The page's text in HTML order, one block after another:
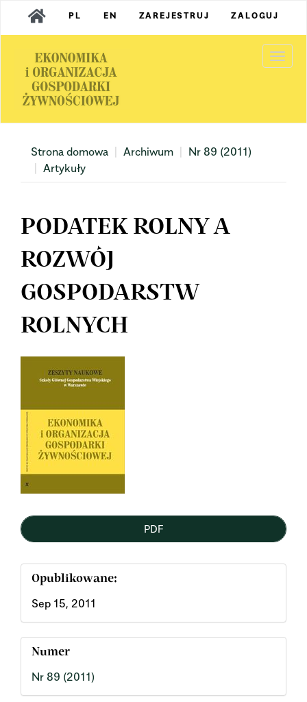
Main
Navigation
Content
Sidebar
PL EN ZAREJESTRUJ ZALOGUJ
Strona domowa Archiwum
Nr 89 (2011)
Artykuły
PODATEK ROLNY A
ROZWÓJ
GOSPODARSTW
ROLNYCH
Article
Sidebar
PDF
Opublikowane:
Sep 15, 2011
Numer
Nr 89 (2011)